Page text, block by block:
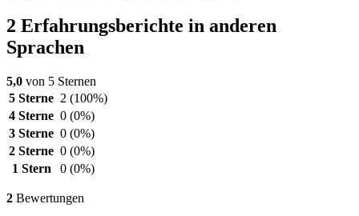
2 Erfahrungsberichte in anderen
Sprachen
5,0 von 5 Sternen
5 Sterne 2 (100%)
4 Sterne 0 (0%)
3 Sterne 0 (0%)
2 Sterne 0 (0%)
1 Stern
0 (0%)
2 Bewertungen